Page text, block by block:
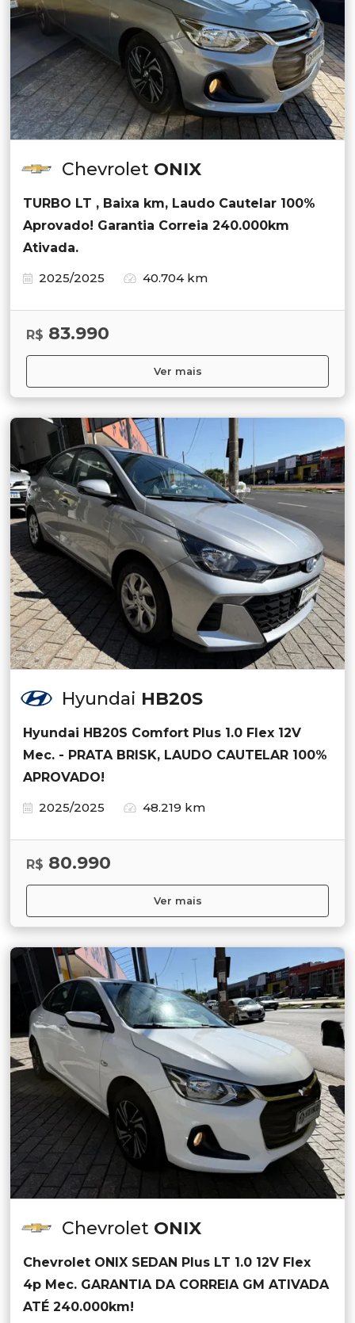
Chevrolet ONIX
TURBO LT , Baixa km, Laudo Cautelar 100%
Aprovado! Garantia Correia 240.000km
Ativada.
2025/2025
40.704 km
R$ 83.990
Ver mais
Hyundai HB20S
Hyundai HB20S Comfort Plus 1.0 Flex 12V
Mec. - PRATA BRISK, LAUDO CAUTELAR 100%
APROVADO!
2025/2025
48.219 km
R$ 80.990
Ver mais
Chevrolet ONIX
Chevrolet ONIX SEDAN Plus LT 1.0 12V Flex
4p Mec. GARANTIA DA CORREIA GM ATIVADA
ATÉ 240.000km!